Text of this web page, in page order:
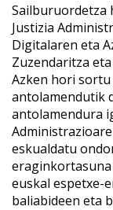
Sailburuordetza
Justizia
Digitalaren eta
Zuzendaritza
Azken hori
antolamendutik
antolamendura
eskualdatu
euskal espetxe-
baliabideen eta